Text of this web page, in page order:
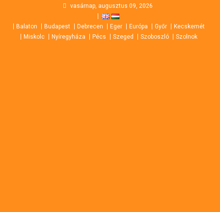
content
vasárnap, augusztus 09, 2026
Balaton Budapest Debrecen Eger Európa Győr
Kecskemét
Miskolc
Nyíregyháza Pécs Szeged Szoboszló Szolnok